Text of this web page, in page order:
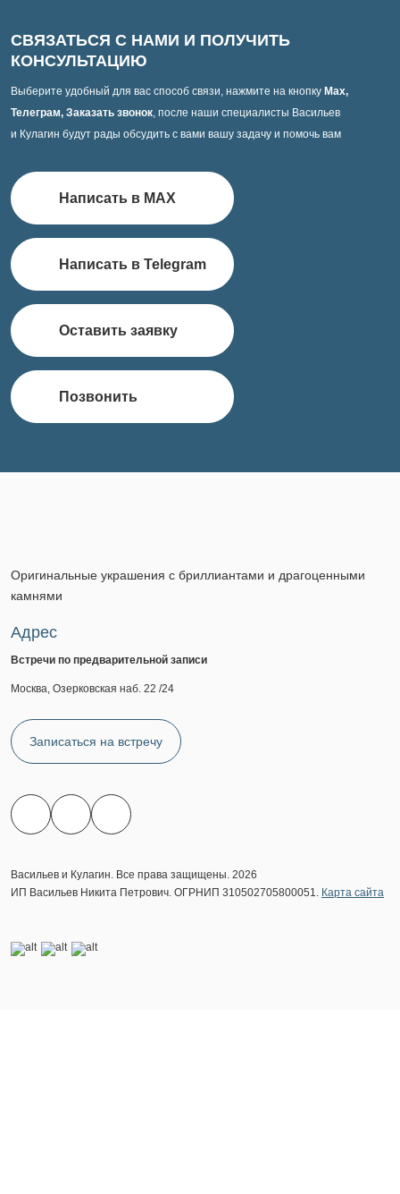
СВЯЗАТЬСЯ С НАМИ И ПОЛУЧИТЬ
КОНСУЛЬТАЦИЮ
Выберите удобный для вас способ связи, нажмите на кнопку Max,
Телеграм, Заказать звонок, после наши специалисты Васильев
и Кулагин будут рады обсудить с вами вашу задачу и помочь вам
Написать в MAX
Написать в Telegram
Оставить заявку
Позвонить
Оригинальные украшения с бриллиантами и драгоценными
камнями
Адрес
Встречи по предварительной записи
Москва, Озерковская наб. 22 /24
Записаться на встречу
Васильев и Кулагин. Все права защищены. 2026
ИП Васильев Никита Петрович. ОГРНИП 310502705800051. Карта сайта